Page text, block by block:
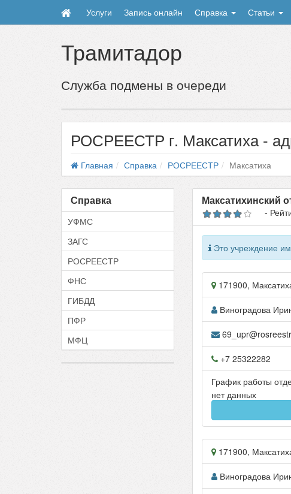
Услуги Запись онлайн Справка Статьи
Трамитадор
Служба подмены в очереди
РОСРЕЕСТР г. Максатиха -
Главная Справка РОСРЕЕСТР Максатиха
Справка
УФМС
ЗАГС
РОСРЕЕСТР
ФНС
ГИБДД
ПФР
МФЦ
Максатихинский
-
Это учреждение
171900,
Виноградова
+7 25322282
График работы
нет данных
171900,
Виноградова